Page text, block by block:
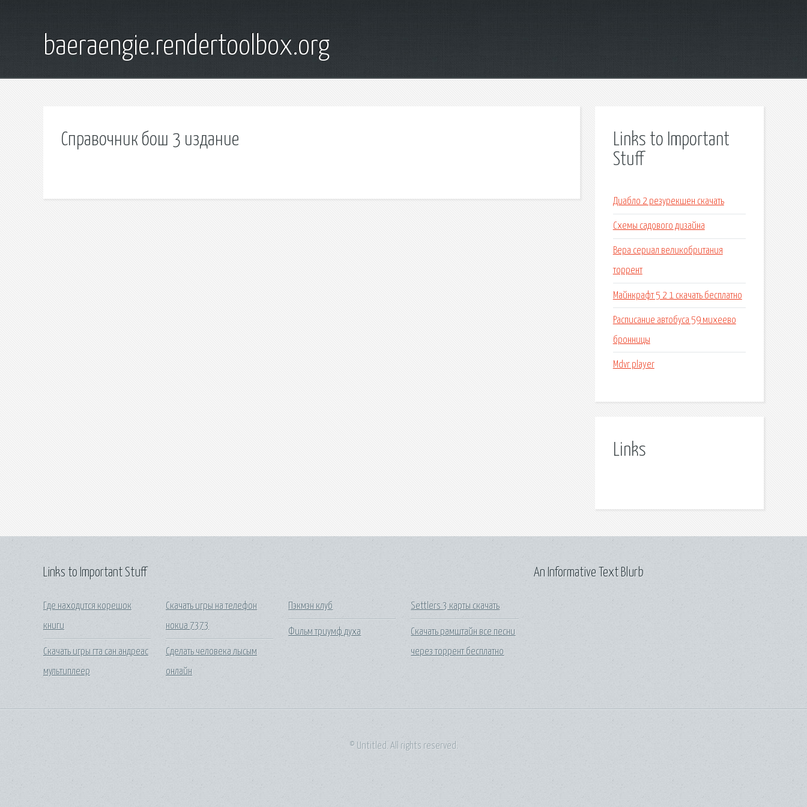
baeraengie.rendertoolbox.org
Справочник бош 3 издание
Links to Important
Stuff
Диабло 2 резурекшен скачать
Схемы садового дизайна
Вера сериал великобритания
торрент
Майнкрафт 5 2 1 скачать бесплатно
Расписание автобуса 59 михеево
бронницы
Mdvr player
Links
Links to Important Stuff
Где находится корешок
книги
Скачать игры гта сан андреас
мультиплеер
Скачать игры на телефон
нокиа 7373
Сделать человека лысым
онлайн
Пэкмэн клуб
Фильм триумф духа
Settlers 3 карты скачать
Скачать рамштайн все песни
через торрент бесплатно
An Informative Text Blurb
© Untitled. All rights reserved.